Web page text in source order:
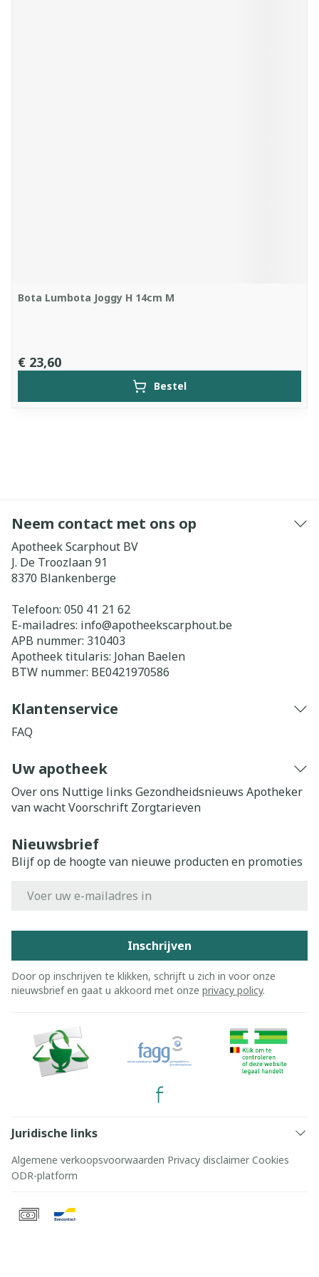
Bota Lumbota Joggy H 14cm M
€ 23,60
Bestel
Neem contact met ons op
Apotheek Scarphout BV
J. De Troozlaan 91
8370 Blankenberge
Telefoon: 050 41 21 62
E-mailadres: info@apotheekscarphout.be
APB nummer: 310403
Apotheek titularis: Johan Baelen
BTW nummer: BE0421970586
Klantenservice
FAQ
Uw apotheek
Over ons Nuttige links Gezondheidsnieuws Apotheker
van wachtVoorschrift Zorgtarieven
Nieuwsbrief
Blijf op de hoogte van nieuwe producten en promoties
Inschrijven
Door op inschrijven te klikken, schrijft u zich in voor onze
nieuwsbrief en gaat u akkoord met onze privacy policy.
Juridische links
Algemene verkoopsvoorwaarden Privacy disclaimer Cookies
ODR-platform